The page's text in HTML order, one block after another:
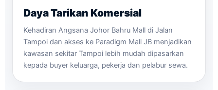
Daya Tarikan Komersial
Kehadiran Angsana Johor Bahru Mall di Jalan
Tampoi dan akses ke Paradigm Mall JB menjadikan
kawasan sekitar Tampoi lebih mudah dipasarkan
kepada buyer keluarga, pekerja dan pelabur sewa.